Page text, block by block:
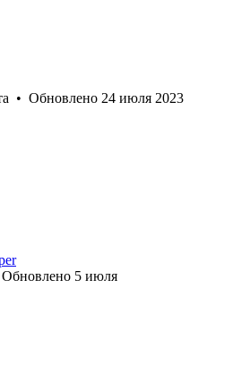
• Обновлено 24 июля 2023
Обновлено 5 июля